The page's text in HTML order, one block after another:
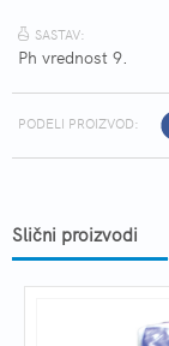
SASTAV:
Ph vrednost 9.
PODELI PROIZVOD:
Slični proizvodi